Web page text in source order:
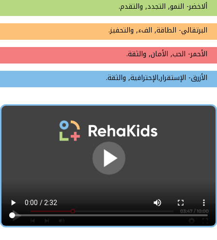
ألاخضر- النمو, التجدد, والتقدم.
البرتقالي- الطاقة, الفء, والتحفيز.
الأحمر- الحب, الأمان, والثقة.
الأزرق- الإستقرار,الإحترافية, والثقة.